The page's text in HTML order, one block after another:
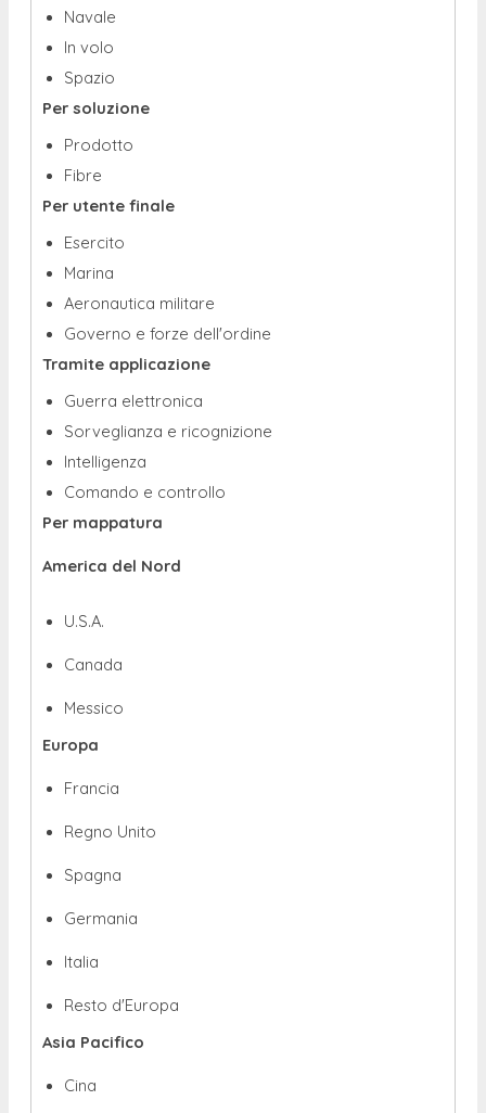
Navale
In volo
Spazio
Per soluzione
Prodotto
Fibre
Per utente finale
Esercito
Marina
Aeronautica militare
Governo e forze dell'ordine
Tramite applicazione
Guerra elettronica
Sorveglianza e ricognizione
Intelligenza
Comando e controllo
Per mappatura
America del Nord
U.S.A.
Canada
Messico
Europa
Francia
Regno Unito
Spagna
Germania
Italia
Resto d'Europa
Asia Pacifico
Cina